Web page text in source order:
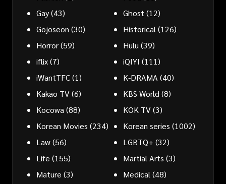
Gay(43) Ghost (12)
Gojoseon (30) Historical (126)
Horror(59) Hulu (39)
iflix(7) iQIYI (111)
iWantTFC(1) K-DRAMA (40)
Kakao TV(6) KBS World (8)
Kocowa (88) KOK TV(3)
Korean Movies (234) Korean series (1002)
Law(56) LGBTQ+ (32)
Life (155) Martial Arts (3)
Mature (3) Medical (48)